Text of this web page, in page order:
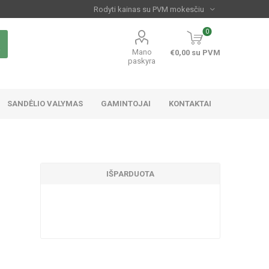
Mano
paskyra
0
€0,00 su PVM
SANDĖLIO VALYMAS GAMINTOJAI KONTAKTAI
IŠPARDUOTA